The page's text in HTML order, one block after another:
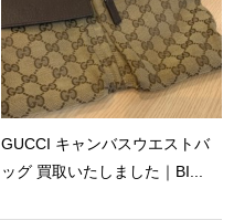
GUCCI キャンバスウエストバ
ッグ 買取いたしました｜BI...